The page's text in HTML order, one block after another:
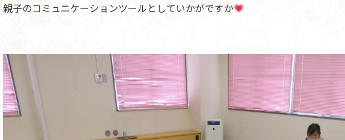
親子のコミュニケーションツールとしていかがですか